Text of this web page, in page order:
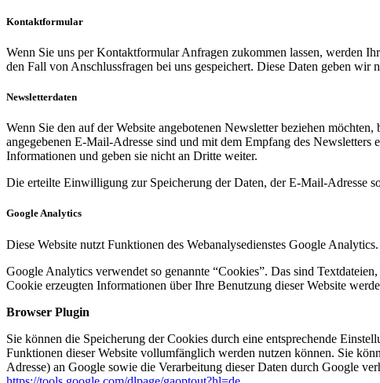
Kontaktformular
Wenn Sie uns per Kontaktformular Anfragen zukommen lassen, werden
den Fall von Anschlussfragen bei uns gespeichert. Diese Daten geben
Newsletterdaten
Wenn Sie den auf der Website angebotenen Newsletter beziehen
angegebenen E-Mail-Adresse sind und mit dem Empfang des
Informationen und geben sie nicht an Dritte weiter.
Die erteilte Einwilligung zur Speicherung der Daten, der E-Mail-Adresse
Google Analytics
Diese Website nutzt Funktionen des Webanalysedienstes Google
Google Analytics verwendet so genannte “Cookies”. Das sind
Cookie erzeugten Informationen über Ihre Benutzung dieser Website
Browser Plugin
Sie können die Speicherung der Cookies durch eine entsprechende
Funktionen dieser Website vollumfänglich werden nutzen können. Sie
Adresse) an Google sowie die Verarbeitung dieser Daten durch Google